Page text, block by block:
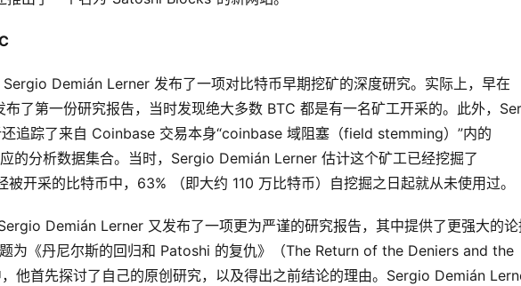
Demián Lerner 发布了一项对比特币早期挖矿的深度研究。实际上，早在
了第一份研究报告，当时发现绝大多数 BTC 都是有一名矿工开采的。此外，
追踪了来自 Coinbase 交易本身“coinbase 域阻塞（field stemming）”内的
的分析数据集合。当时，Sergio Demián Lerner 估计这个矿工已经挖掘了
开采的比特币中，63% （即大约 110 万比特币）自挖掘之日起就从未使用过。
Demián Lerner 又发布了一项更为严谨的研究报告，其中提供了更强大的
为《丹尼尔斯的回归和 Patoshi 的复仇》（The Return of the Deniers and the
他首先探讨了自己的原创研究，以及得出之前结论的理由。Sergio Demián